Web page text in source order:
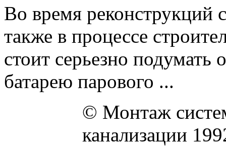
Во время реконструкций
также в процессе
стоит серьезно подумать
батарею парового ...
© Монтаж
канализации